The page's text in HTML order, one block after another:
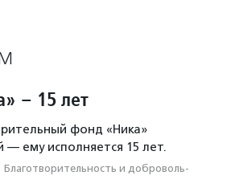
– 15 лет
фонд «Ника»
ему исполняется 15 лет.
Благотвори­тель­ность и доброволь­